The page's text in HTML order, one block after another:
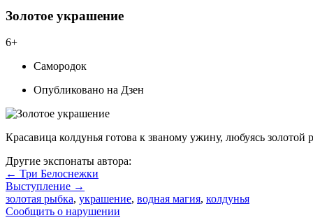
Золотое украшение
6+
Самородок
Опубликовано на Дзен
Красавица колдунья готова к званому ужину, любуясь золотой
Другие экспонаты автора:
← Три Белоснежки
Выступление →
золотая рыбка, украшение, водная магия, колдунья
Сообщить о нарушении